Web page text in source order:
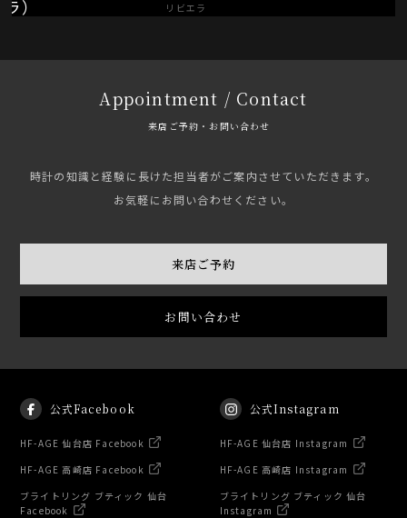
リビエラ
Appointment / Contact
来店ご予約・お問い合わせ
時計の知識と経験に長けた担当者がご案内させていただきます。
お気軽にお問い合わせください。
来店ご予約
お問い合わせ
公式Facebook
HF-AGE 仙台店 Facebook
HF-AGE 高崎店 Facebook
ブライトリング ブティック 仙台
Facebook
公式Instagram
HF-AGE 仙台店 Instagram
HF-AGE 高崎店 Instagram
ブライトリング ブティック 仙台
Instagram